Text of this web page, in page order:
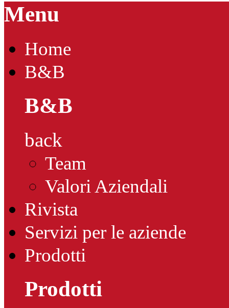
Menu
Home
B&B
B&B
back
Team
Valori Aziendali
Rivista
Servizi per le aziende
Prodotti
Prodotti